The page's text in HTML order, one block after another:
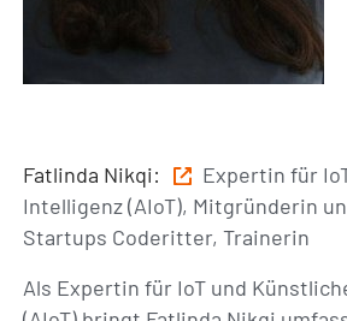
Fatlinda Nikqi:
Expertin für
Intelligenz (AIoT), Mitgründerin
Startups Coderitter, Trainerin
Als Expertin für IoT und